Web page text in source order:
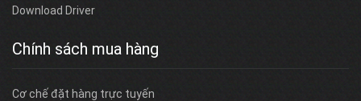
Download Driver
Chính sách mua hàng
Cơ chế đặt hàng trực tuyến